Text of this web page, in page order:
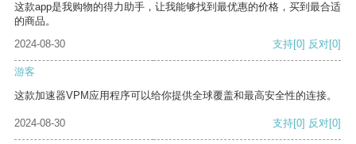
这款app是我购物的得力助手，让我能够找到最优惠的价格，买到最合适
的商品。
2024-08-30
支持[0] 反对[0]
游客
这款加速器VPM应用程序可以给你提供全球覆盖和最高安全性的连接。
2024-08-30 支持[0] 反对[0]